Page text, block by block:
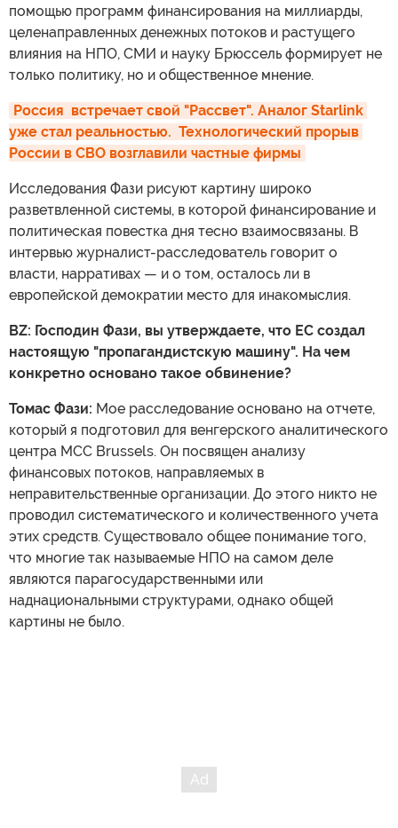
помощью программ финансирования на миллиарды,
целенаправленных денежных потоков и растущего
влияния на НПО, СМИ и науку Брюссель формирует не
только политику, но и общественное мнение.
Россия  встречает свой "Рассвет". Аналог Starlink
уже стал реальностью.  Технологический прорыв
России в СВО возглавили частные фирмы
Исследования Фази рисуют картину широко
разветвленной системы, в которой финансирование и
политическая повестка дня тесно взаимосвязаны. В
интервью журналист-расследователь говорит о
власти, нарративах — и о том, осталось ли в
европейской демократии место для инакомыслия.
BZ: Господин Фази, вы утверждаете, что ЕС создал
настоящую "пропагандистскую машину". На чем
конкретно основано такое обвинение?
Томас Фази: Мое расследование основано на отчете,
который я подготовил для венгерского аналитического
центра MCC Brussels. Он посвящен анализу
финансовых потоков, направляемых в
неправительственные организации. До этого никто не
проводил систематического и количественного учета
этих средств. Существовало общее понимание того,
что многие так называемые НПО на самом деле
являются парагосударственными или
наднациональными структурами, однако общей
картины не было.